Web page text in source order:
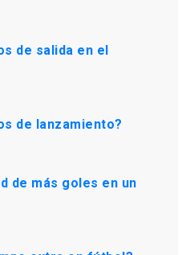
de salida en el
de lanzamiento?
de más goles en un